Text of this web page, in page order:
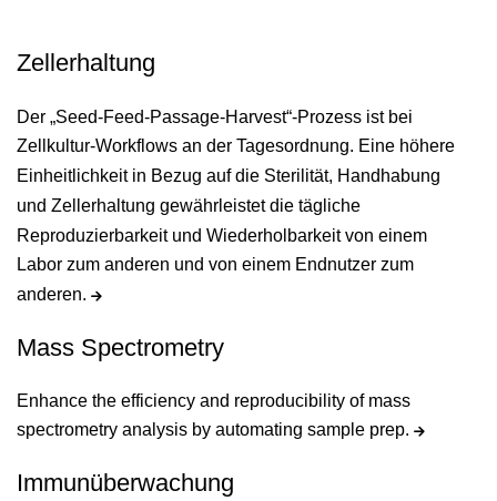
Zellerhaltung
Der „Seed-Feed-Passage-Harvest“-Prozess ist bei
Zellkultur-Workflows an der Tagesordnung. Eine höhere
Einheitlichkeit in Bezug auf die Sterilität, Handhabung
und Zellerhaltung gewährleistet die tägliche
Reproduzierbarkeit und Wiederholbarkeit von einem
Labor zum anderen und von einem Endnutzer zum
anderen.
Mass Spectrometry
Enhance the efficiency and reproducibility of mass
spectrometry analysis by automating sample prep.
Immunüberwachung